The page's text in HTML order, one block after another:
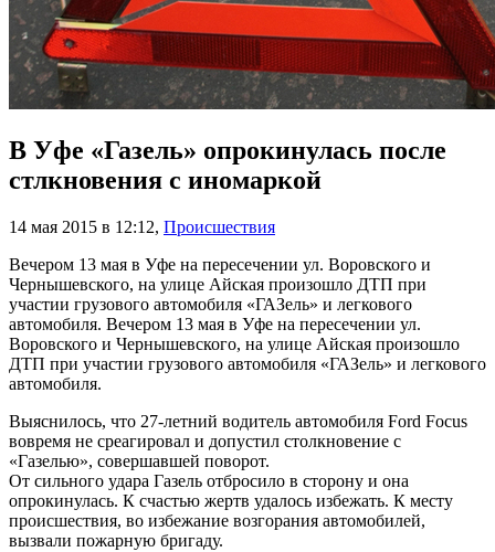
В Уфе «Газель» опрокинулась после
стлкновения с иномаркой
14 мая 2015 в 12:12, Происшествия
Вечером 13 мая в Уфе на пересечении ул. Воровского и
Чернышевского, на улице Айская произошло ДТП при
участии грузового автомобиля «ГАЗель» и легкового
автомобиля. Вечером 13 мая в Уфе на пересечении ул.
Воровского и Чернышевского, на улице Айская произошло
ДТП при участии грузового автомобиля «ГАЗель» и легкового
автомобиля.
Выяснилось, что 27-летний водитель автомобиля Ford Focus
вовремя не среагировал и допустил столкновение с
«Газелью», совершавшей поворот.
От сильного удара Газель отбросило в сторону и она
опрокинулась. К счастью жертв удалось избежать. К месту
происшествия, во избежание возгорания автомобилей,
вызвали пожарную бригаду.